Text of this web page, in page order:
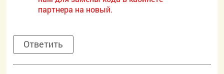
партнера на новый.
Ответить